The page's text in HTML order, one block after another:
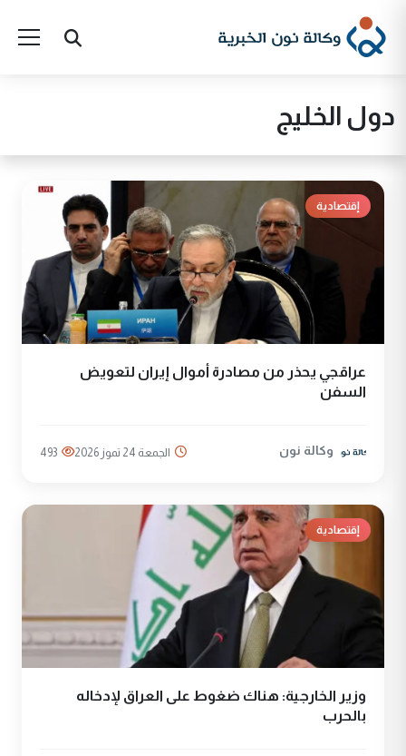
دول الخليج
إقتصادية
عراقجي يحذر من مصادرة أموال إيران لتعويض
السفن
وكالة نون الجمعة 24 تموز 2026 493
إقتصادية
وزير الخارجية: هناك ضغوط على العراق لإدخاله
بالحرب